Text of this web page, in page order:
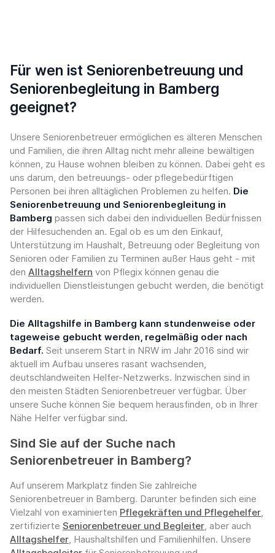
Für wen ist Seniorenbetreuung und
Seniorenbegleitung in Bamberg
geeignet?
Unsere Seniorenbetreuer ermöglichen es älteren Menschen
und Familien, die ihren Alltag nicht mehr alleine bewältigen
können, zu Hause wohnen bleiben zu können. Dabei geht es
uns darum, den betreuungs- oder pflegebedürftigen
Personen bei ihren alltäglichen Problemen zu helfen. Die
Seniorenbetreuung und Seniorenbegleitung in
Bamberg passen sich dabei den individuellen Bedürfnissen
der Hilfesuchenden an. Egal ob es um den Einkauf,
Unterstützung im Haushalt, Betreuung oder Begleitung von
Senioren oder Familien zu Terminen außer Haus geht - mit
den Alltagshelfern von Pflegix können genau die
individuellen Dienstleistungen gebucht werden, die benötigt
werden.
Die Alltagshilfe in Bamberg kann stundenweise oder
tageweise gebucht werden, regelmäßig oder nach
Bedarf. Seit unserem Start in NRW im Jahr 2016 sind wir
aktuell im Aufbau unseres rasant wachsenden,
deutschlandweiten Helfer-Netzwerks. Inzwischen sind in
den meisten Städten Seniorenbetreuer verfügbar. Über
unsere Suche können Sie bequem herausfinden, ob in Ihrer
Nähe Helfer verfügbar sind.
Sind Sie auf der Suche nach
Seniorenbetreuer in Bamberg?
Auf unserem Markplatz finden Sie zahlreiche
Seniorenbetreuer in Bamberg. Darunter befinden sich eine
Vielzahl von examinierten Pflegekräften und Pflegehelfer,
zertifizierte Seniorenbetreuer und Begleiter, aber auch
Alltagshelfer, Haushaltshilfen und Familienhilfen. Unsere